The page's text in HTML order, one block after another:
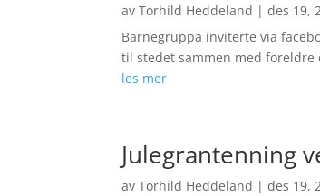
avTorhild Heddeland |des 19,
Barnegruppa inviterte via
til stedet sammen med
les mer
Julegrantenning
avTorhild Heddeland |des 19,